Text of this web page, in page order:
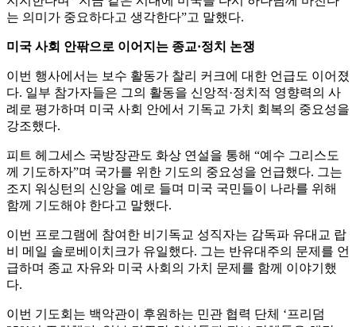
는 의미가 중요하다고 생각한다”고 말했다.
미국 사회 안팎으로 이어지는 종교·정치 논쟁
이번 행사에서는 보수 활동가 찰리 커크에 대한 언급도 이어졌
다. 일부 참가자들은 그의 활동을 신앙적·정치적 영향력의 사
례로 평가하며 미국 사회 안에서 기독교 가치 회복의 중요성을
강조했다.
피트 헤그세스 국방장관도 화상 연설을 통해 “예수 그리스도
께 기도하자”며 국가를 위한 기도의 중요성을 언급했다. 그는
조지 워싱턴의 신앙을 예로 들며 미국 국민들이 나라를 위해
함께 기도해야 한다고 말했다.
이번 프로그램에 참여한 비기독교 성직자는 감독파 유대교 랍
비 메일 솔로베이치크가 유일했다. 그는 반유대주의 문제를 언
급하며 종교 자유와 미국 사회의 가치 문제를 함께 이야기했
다.
이번 기도회는 백악관이 후원하는 민관 협력 단체 ‘프리덤